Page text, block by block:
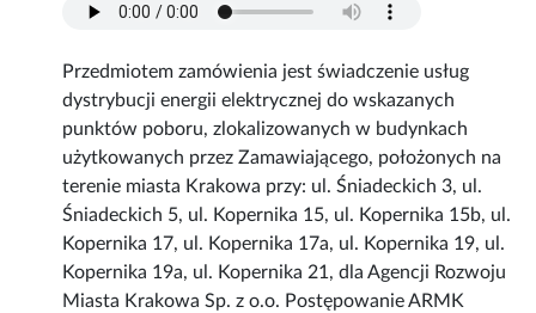
Przedmiotem zamówienia jest świadczenie usług
dystrybucji energii elektrycznej do wskazanych
punktów poboru, zlokalizowanych w budynkach
użytkowanych przez Zamawiającego, położonych na
terenie miasta Krakowa przy: ul. Śniadeckich 3, ul.
Śniadeckich 5, ul. Kopernika 15, ul. Kopernika 15b, ul.
Kopernika 17, ul. Kopernika 17a, ul. Kopernika 19, ul.
Kopernika 19a, ul. Kopernika 21, dla Agencji Rozwoju
Miasta Krakowa Sp. z o.o. Postępowanie ARMK